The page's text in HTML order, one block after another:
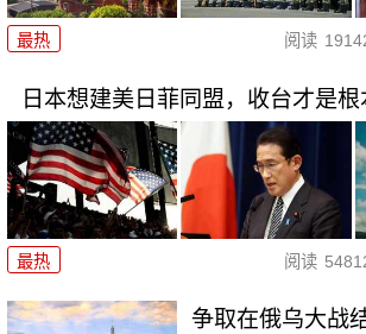
最热 阅读
日本想建美日菲同盟，收台才是
最热 阅读
争取在俄乌大战